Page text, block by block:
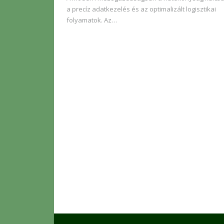
a precíz adatkezelés és az optimalizált logisztikai
folyamatok. Az…